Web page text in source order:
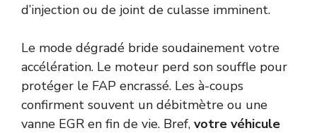
d’injection ou de joint de culasse imminent.
Le mode dégradé bride soudainement votre
accélération. Le moteur perd son souffle pour
protéger le FAP encrassé. Les à-coups
confirment souvent un débitmètre ou une
vanne EGR en fin de vie. Bref, votre véhicule